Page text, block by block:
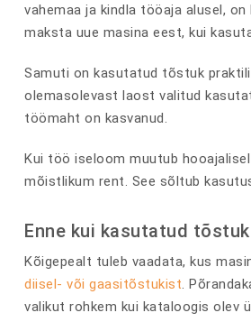
vahemaa ja kindla tööaja alusel,
maksta uue masina eest, kui
Samuti on kasutatud tõstuk
olemasolevast laost valitud
töömaht on kasvanud.
Kui töö iseloom muutub
mõistlikum rent. See sõltub
Enne kui kasutatud
Kõigepealt tuleb vaadata, kus
diisel- või gaasitõstukist.
valikut rohkem kui kataloogis olev